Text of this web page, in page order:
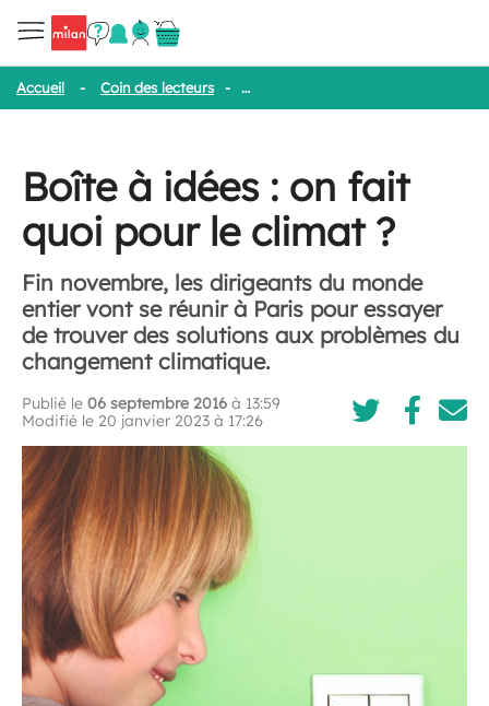
Accueil - Coin des lecteurs - Boîte à idées : on fait quoi pour le
Boîte à idées : on fait
quoi pour le climat ?
Fin novembre, les dirigeants du monde
entier vont se réunir à Paris pour essayer
de trouver des solutions aux problèmes du
changement climatique.
Publié le 06 septembre 2016 à 13:59
Modifié le 20 janvier 2023 à 17:26